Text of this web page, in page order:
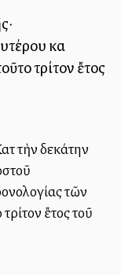
καὶ
τρίτον ἔτος
τὴν δεκάτην
τῶν
ἔτος τοῦ